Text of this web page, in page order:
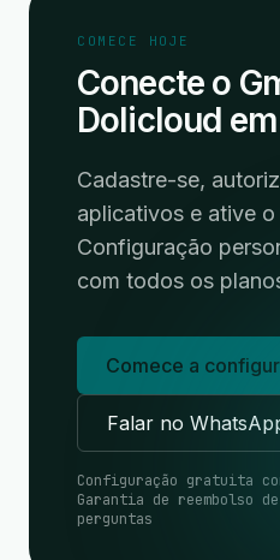
COMECE HOJE
Conecte o
Dolicloud
Cadastre-se,
aplicativos e ative
Configuração
com todos os
Comece a
Falar no
Configuração gratuita
Garantia de reembolso
perguntas